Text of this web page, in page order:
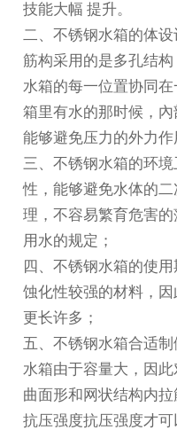
技能大幅 提升。
二、不锈钢水箱的体
筋构采用的是多孔结
水箱的每一位置协同
箱里有水的那时候，內
能够避免压力的外力作
三、不锈钢水箱的环
性，能够避免水体的
理，不容易繁育危害
用水的规定；
四、不锈钢水箱的使
蚀化性较强的材料，
更长许多；
五、不锈钢水箱合适
水箱由于容量大，因
曲面形和网状结构内
抗压强度抗压强度才可